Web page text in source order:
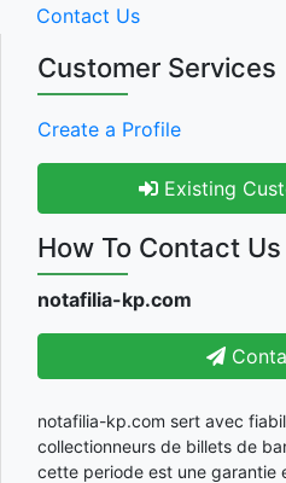
Contact Us
Customer Services
Create a Profile
Existing
How To Contact Us
notafilia-kp.com
notafilia-kp.com sert avec
collectionneurs de billets de
cette periode est une garantie